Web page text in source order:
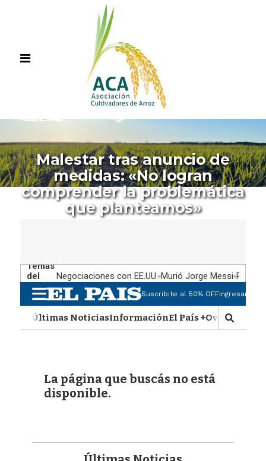
Malestar tras anuncio de
medidas: «No logran
comprender la problemática
que planteamos»